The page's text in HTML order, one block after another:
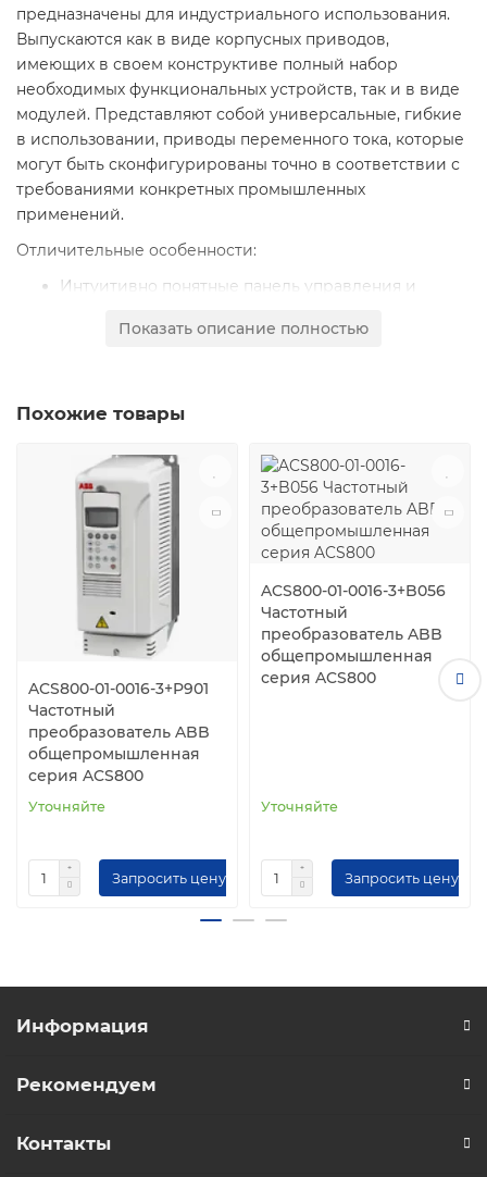
предназначены для индустриального использования.
Выпускаются как в виде корпусных приводов,
имеющих в своем конструктиве полный набор
необходимых функциональных устройств, так и в виде
модулей. Представляют собой универсальные, гибкие
в использовании, приводы переменного тока, которые
могут быть сконфигурированы точно в соответствии с
требованиями конкретных промышленных
применений.
Отличительные особенности:
Интуитивно понятные панель управления и
Усовершенствованный алгоритм прямого
системах регулирования
встроенных функций обеспечения безопасности
Возможности подключения к сетям
автоматизации по основным протоколам
передачи данных
Простота конфигурирования и ввода в
эксплуатацию благодаря наличию съемного блока
памяти
Функции оптимизации энергопотребления и
возможность его мониторинга
Встроенные ПИД-регуляторы процесса
Показать описание полностью
Похожие товары
ACS800-01-0016-3+P901
Частотный
преобразователь ABB
общепромышленная
серия ACS800
Уточняйте
Запросить цену
ACS800-01-0016-3+B056
Частотный
преобразователь ABB
общепромышленная
серия ACS800
Уточняйте
Запросить цену
Информация
Рекомендуем
Контакты